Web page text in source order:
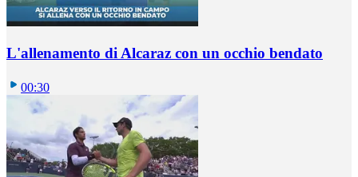
L'allenamento di Alcaraz con un occhio bendato
00:30